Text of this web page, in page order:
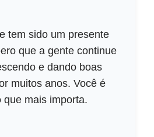
tem sido um presente
que a gente continue
e dando boas
muitos anos. Você é
que mais importa.